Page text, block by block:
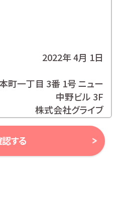
2022年 4月 1日
町一丁目 3番 1号 ニュー
中野ビル 3F
株式会社グライブ
代表取締役 安田 潔
及び個人番号（以下「個人情報
する